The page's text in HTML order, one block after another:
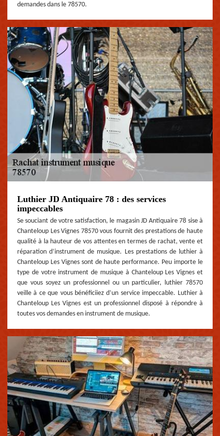
demandes dans le 78570.
Luthier JD Antiquaire 78 : des services
impeccables
Se souciant de votre satisfaction, le magasin JD Antiquaire 78 sise à
Chanteloup Les Vignes 78570 vous fournit des prestations de haute
qualité à la hauteur de vos attentes en termes de rachat, vente et
réparation d’instrument de musique. Les prestations de luthier à
Chanteloup Les Vignes sont de haute performance. Peu importe le
type de votre instrument de musique à Chanteloup Les Vignes et
que vous soyez un professionnel ou un particulier, luthier 78570
veille à ce que vous bénéficiiez d’un service impeccable. Luthier à
Chanteloup Les Vignes est un professionnel disposé à répondre à
toutes vos demandes en instrument de musique.